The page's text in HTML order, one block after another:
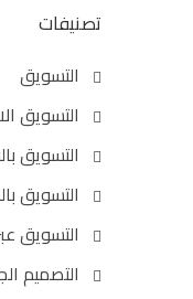
تصنيفات
التسويق
التسويق
التسويق
التسويق
التسويق
التصميم